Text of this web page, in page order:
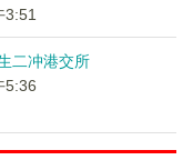
3:51
二冲港交所
5:36